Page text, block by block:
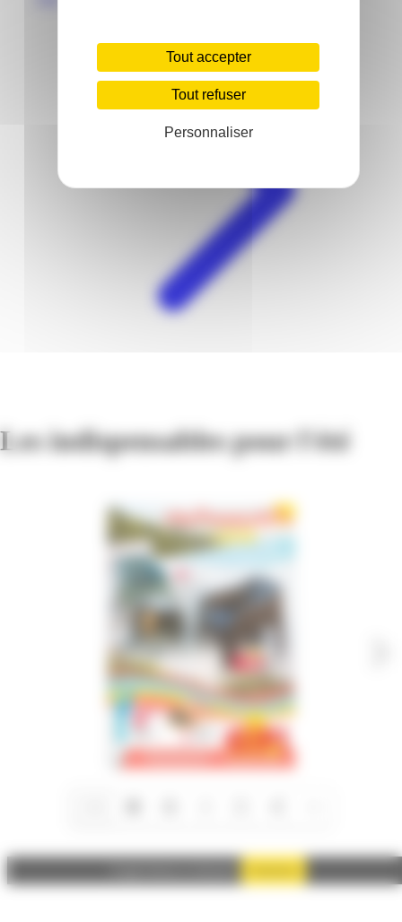
Tout accepter
Tout refuser
Personnaliser
Les indispensables pour l'été